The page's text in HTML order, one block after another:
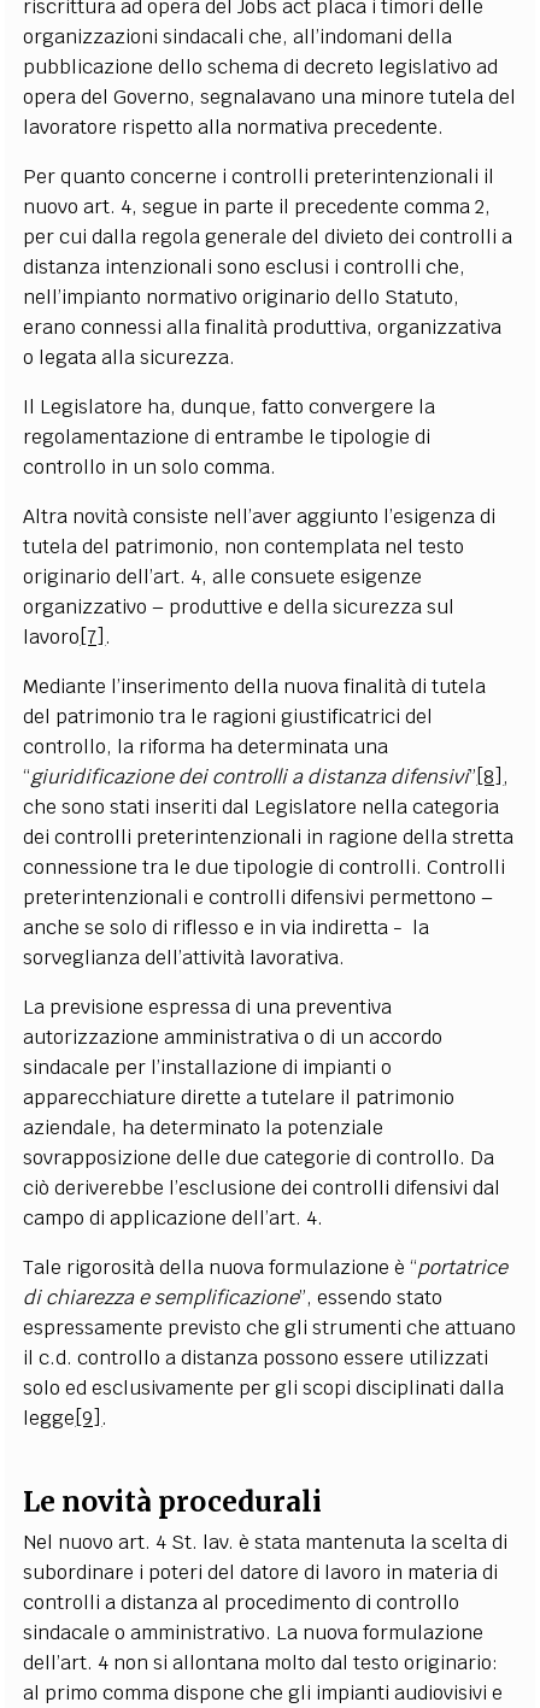
riscrittura ad opera del Jobs act placa i timori delle
organizzazioni sindacali che, all’indomani della
pubblicazione dello schema di decreto legislativo ad
opera del Governo, segnalavano una minore tutela del
lavoratore rispetto alla normativa precedente.
Per quanto concerne i controlli preterintenzionali il
nuovo art. 4, segue in parte il precedente comma 2,
per cui dalla regola generale del divieto dei controlli a
distanza intenzionali sono esclusi i controlli che,
nell’impianto normativo originario dello Statuto,
erano connessi alla finalità produttiva, organizzativa
o legata alla sicurezza.
Il Legislatore ha, dunque, fatto convergere la
regolamentazione di entrambe le tipologie di
controllo in un solo comma.
Altra novità consiste nell’aver aggiunto l’esigenza di
tutela del patrimonio, non contemplata nel testo
originario dell’art. 4, alle consuete esigenze
organizzativo – produttive e della sicurezza sul
lavoro[7] .
Mediante l’inserimento della nuova finalità di tutela
del patrimonio tra le ragioni giustificatrici del
controllo, la riforma ha determinata una
“giuridificazione dei controlli a distanza difensivi”[8] ,
che sono stati inseriti dal Legislatore nella categoria
dei controlli preterintenzionali in ragione della stretta
connessione tra le due tipologie di controlli. Controlli
preterintenzionali e controlli difensivi permettono –
anche se solo di riflesso e in via indiretta - la
sorveglianza dell’attività lavorativa.
La previsione espressa di una preventiva
autorizzazione amministrativa o di un accordo
sindacale per l’installazione di impianti o
apparecchiature dirette a tutelare il patrimonio
aziendale, ha determinato la potenziale
sovrapposizione delle due categorie di controllo. Da
ciò deriverebbe l’esclusione dei controlli difensivi dal
campo di applicazione dell’art. 4.
Tale rigorosità della nuova formulazione è “portatrice
di chiarezza e semplificazione”, essendo stato
espressamente previsto che gli strumenti che attuano
il c.d. controllo a distanza possono essere utilizzati
solo ed esclusivamente per gli scopi disciplinati dalla
legge[9] .
Le novità procedurali
Nel nuovo art. 4 St. lav. è stata mantenuta la scelta di
subordinare i poteri del datore di lavoro in materia di
controlli a distanza al procedimento di controllo
sindacale o amministrativo. La nuova formulazione
dell’art. 4 non si allontana molto dal testo originario:
al primo comma dispone che gli impianti audiovisivi e